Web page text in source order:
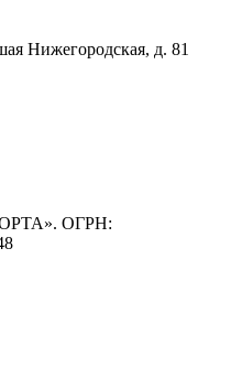
Нижегородская, д. 81
ОГРН: